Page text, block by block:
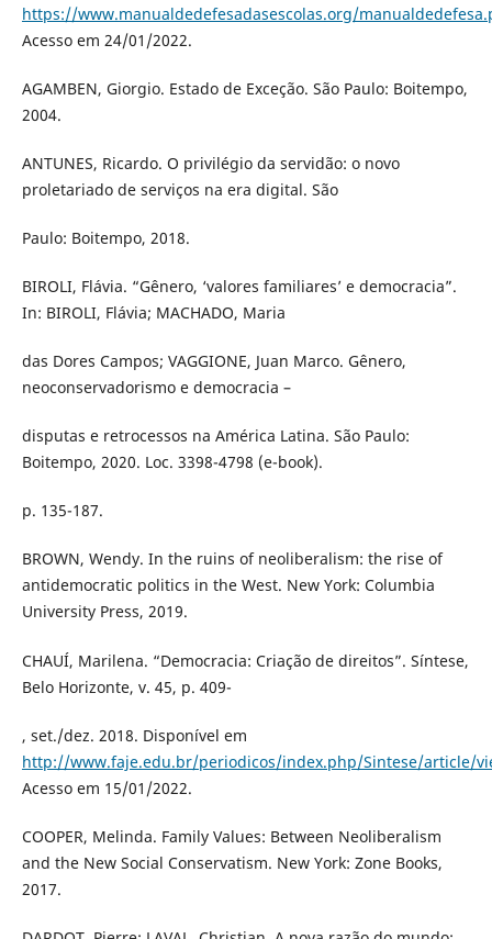
https://www.manualdedefesadasescolas.org/
Acesso em 24/01/2022.
AGAMBEN, Giorgio. Estado de Exceção. São Paulo: Boitempo,
2004.
ANTUNES, Ricardo. O privilégio da servidão: o novo
proletariado de serviços na era digital. São
Paulo: Boitempo, 2018.
BIROLI, Flávia. “Gênero, ‘valores familiares’ e democracia”.
In: BIROLI, Flávia; MACHADO, Maria
das Dores Campos; VAGGIONE, Juan Marco. Gênero,
neoconservadorismo e democracia –
disputas e retrocessos na América Latina. São Paulo:
Boitempo, 2020. Loc. 3398-4798 (e-book).
p. 135-187.
BROWN, Wendy. In the ruins of neoliberalism: the rise of
antidemocratic politics in the West. New York: Columbia
University Press, 2019.
CHAUÍ, Marilena. “Democracia: Criação de direitos”. Síntese,
Belo Horizonte, v. 45, p. 409-
, set./dez. 2018. Disponível em
http://www.faje.edu.br/periodicos/index.php/Sintese/article/
Acesso em 15/01/2022.
COOPER, Melinda. Family Values: Between Neoliberalism
and the New Social Conservatism. New York: Zone Books,
2017.